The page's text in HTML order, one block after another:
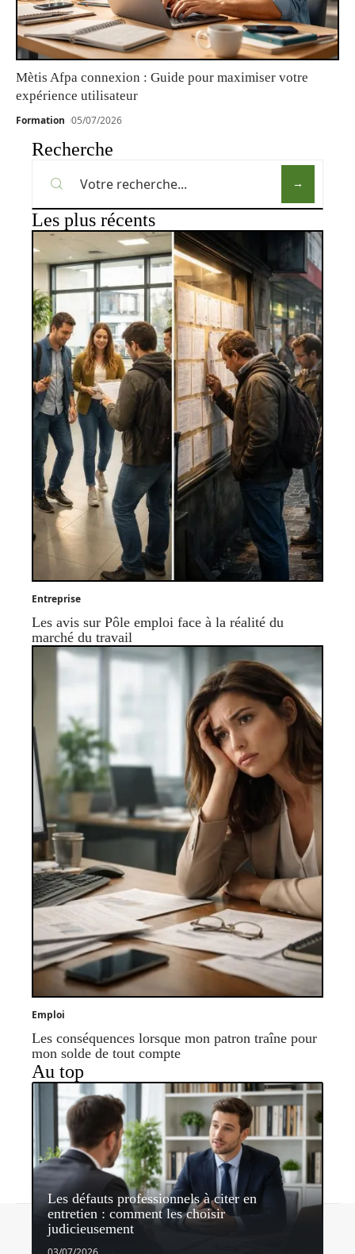
Mètis Afpa connexion : Guide pour maximiser votre
expérience utilisateur
Formation 05/07/2026
Recherche
Les plus récents
Entreprise
Les avis sur Pôle emploi face à la réalité du
marché du travail
Emploi
Les conséquences lorsque mon patron traîne pour
mon solde de tout compte
Au top
Les défauts professionnels à citer en
entretien : comment les choisir
judicieusement
Contact Mentions légales Sitemap